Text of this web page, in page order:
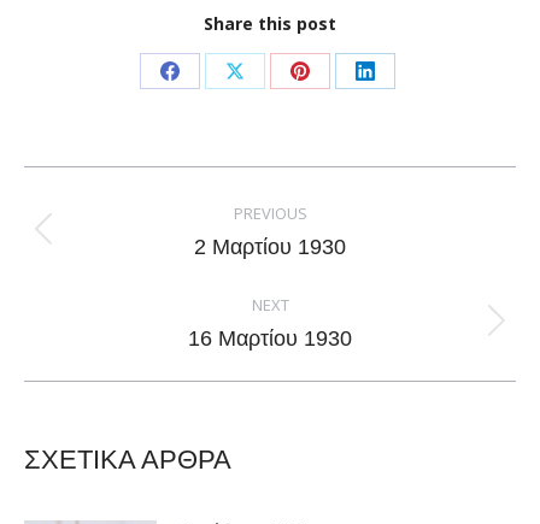
Share this post
Share
Facebook
Share
X
Share
Pinterest
Share
LinkedIn
navigation
PREVIOUS
Previous
2 Μαρτίου 1930
NEXT
Next
16 Μαρτίου 1930
ΣΧΕΤΙΚΑ ΑΡΘΡΑ